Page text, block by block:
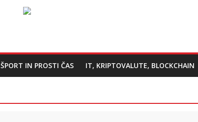
ŠPORT IN PROSTI ČAS IT, KRIPTOVALUTE, BLOCKCHAIN